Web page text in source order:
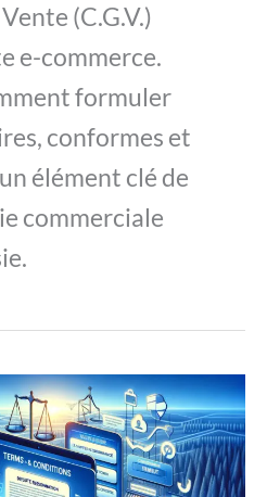
(C.G.V.)
e-commerce.
formuler
conformes et
élément clé de
commerciale